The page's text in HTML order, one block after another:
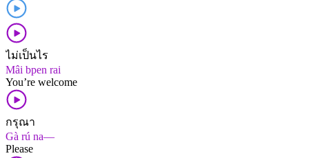
ไม่เป็นไร
Mâi bpen rai
You’re welcome
กรุณา
Gà rú na—
Please